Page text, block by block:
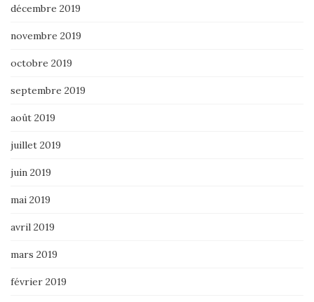
décembre 2019
novembre 2019
octobre 2019
septembre 2019
août 2019
juillet 2019
juin 2019
mai 2019
avril 2019
mars 2019
février 2019